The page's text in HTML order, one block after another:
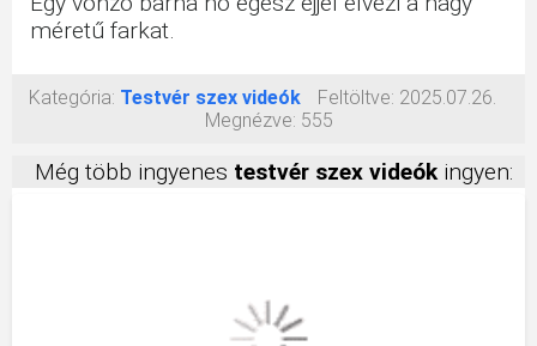
méretű farkat.
Kategória: Testvér szex videók Feltöltve: 2025.07.26.
Megnézve: 555
Még több ingyenes testvér szex videókingyen: